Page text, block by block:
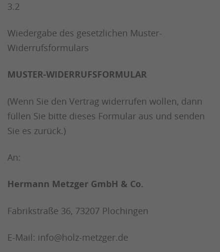
3.2
Wiedergabe des gesetzlichen Muster-
Widerrufsformulars
MUSTER-WIDERRUFSFORMULAR
(Wenn Sie den Vertrag widerrufen wollen, dann
füllen Sie bitte dieses Formular aus und senden
Sie es zurück.)
An:
Hermann Metzger GmbH & Co.
Fabrikstraße 36, 73207 Plochingen
E-Mail: info@holz-metzger.de